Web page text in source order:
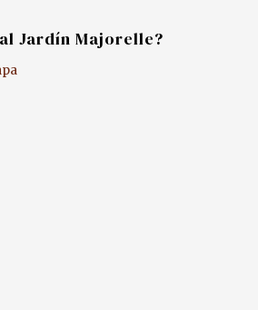
Jardín Majorelle?